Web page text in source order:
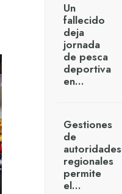
Un
fallecido
deja
jornada
de pesca
deportiva
en…
Gestiones
de
autoridades
regionales
permite
el…